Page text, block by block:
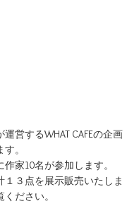
営するWHAT CAFEの企画
。
家10名が参加します。
１３点を展示販売いたしま
ださい。